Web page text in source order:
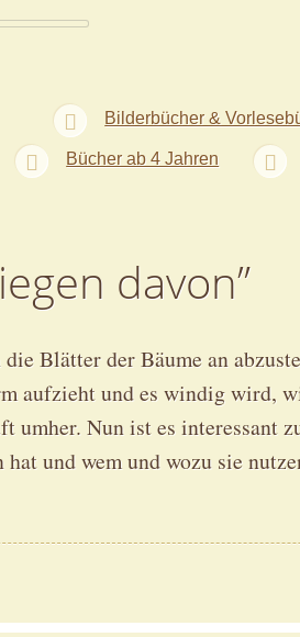
Bilderbücher &
Bücher ab 4 Jahren
davon”
Blätter der Bäume an
aufzieht und es windig wird,
Nun ist es interessant
und wem und wozu sie